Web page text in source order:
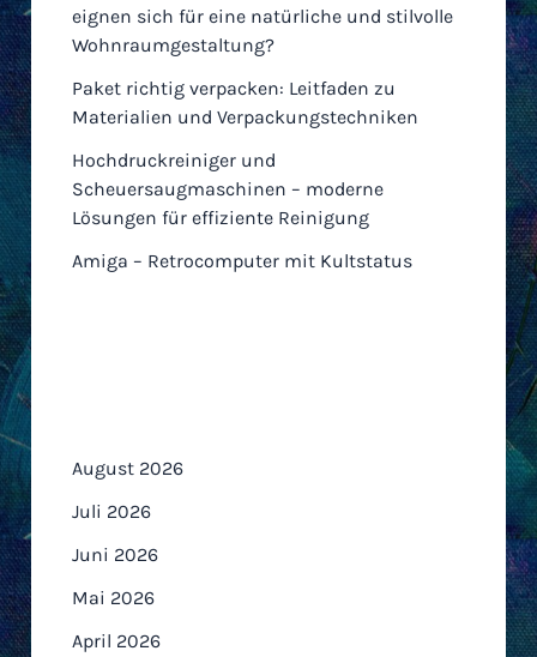
eignen sich für eine natürliche und stilvolle
Wohnraumgestaltung?
Paket richtig verpacken: Leitfaden zu
Materialien und Verpackungstechniken
Hochdruckreiniger und
Scheuersaugmaschinen – moderne
Lösungen für effiziente Reinigung
Amiga – Retrocomputer mit Kultstatus
August 2026
Juli 2026
Juni 2026
Mai 2026
April 2026